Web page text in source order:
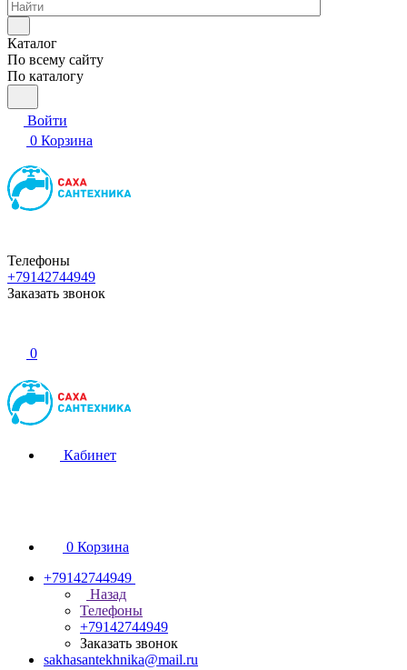
Каталог
По всему сайту
По каталогу
Войти
0 Корзина
Телефоны
+79142744949
Заказать звонок
0
Кабинет
0 Корзина
+79142744949
Назад
Телефоны
+79142744949
Заказать звонок
sakhasantekhnika@mail.ru